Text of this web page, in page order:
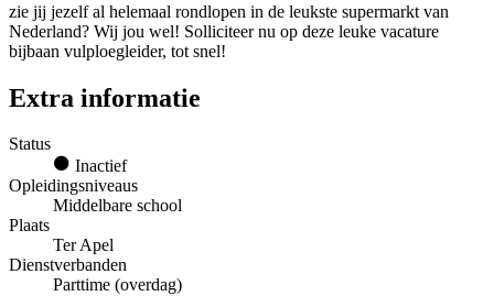
zie jij jezelf al helemaal rondlopen in de leukste supermarkt van
Nederland? Wij jou wel! Solliciteer nu op deze leuke vacature
bijbaan vulploegleider, tot snel!
Extra informatie
Status
Inactief
Opleidingsniveaus
Middelbare school
Plaats
Ter Apel
Dienstverbanden
Parttime (overdag)